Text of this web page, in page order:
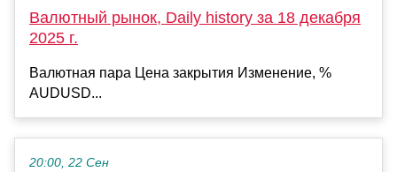
Валютный рынок, Daily history за 18 декабря
2025 г.
Валютная пара Цена закрытия Изменение, %
AUDUSD...
20:00, 22 Сен